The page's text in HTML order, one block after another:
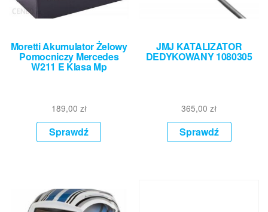
Moretti Akumulator Żelowy
Pomocniczy Mercedes
W211 E Klasa Mp
189,00 zł
Sprawdź
JMJ KATALIZATOR
DEDYKOWANY 1080305
365,00zł
Sprawdź